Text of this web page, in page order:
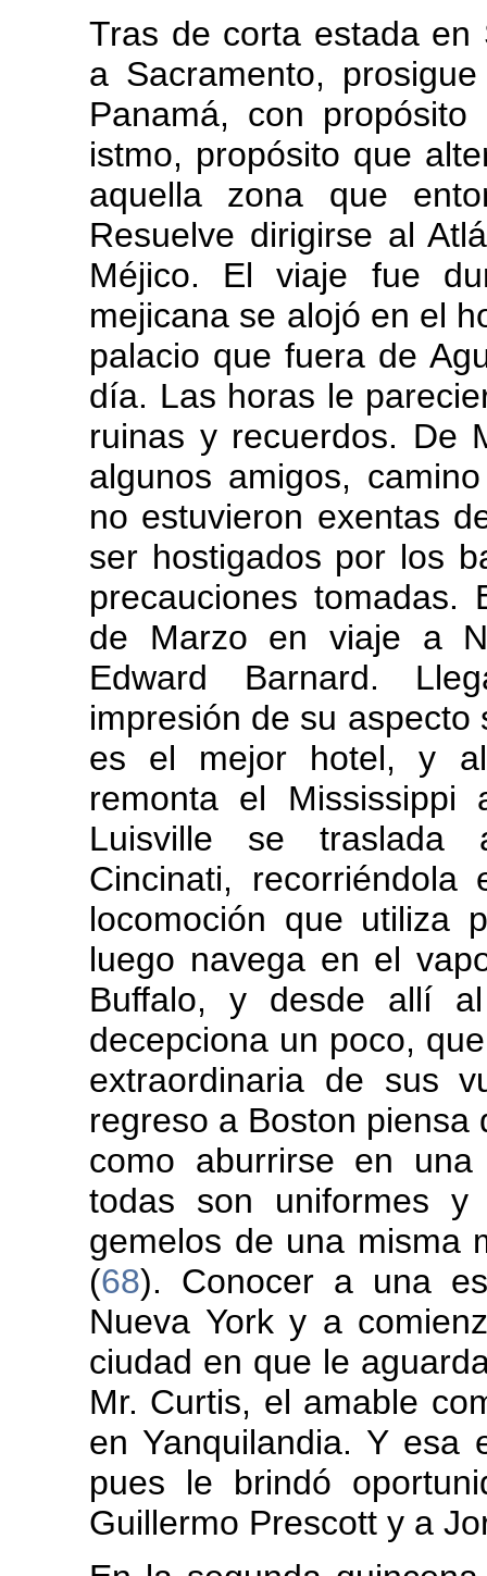
Tras de corta estada
a Sacramento,
Panamá, con
istmo, propósito que
aquella zona que
Resuelve dirigirse al
Méjico. El viaje fue
mejicana se alojó en el
palacio que fuera de
día. Las horas le
ruinas y recuerdos. De
algunos amigos,
no estuvieron exentas
ser hostigados por los
precauciones
de Marzo en viaje a
Edward Barnard.
impresión de su
es el mejor hotel, y
remonta el
Luisville se traslada
Cincinati,
locomoción que utiliza
luego navega en el
Buffalo, y desde allí
decepciona un poco,
extraordinaria de sus
regreso a Boston piensa
como aburrirse en una
todas son uniformes
gemelos de una misma
(68). Conocer a una
Nueva York y a
ciudad en que le
Mr. Curtis, el amable
en Yanquilandia. Y esa
pues le brindó
Guillermo Prescott y a